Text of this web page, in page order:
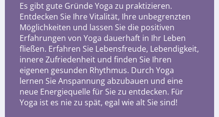
Es gibt gute Gründe Yoga zu praktizieren.
Entdecken Sie Ihre Vitalität, Ihre unbegrenzten
Möglichkeiten und lassen Sie die positiven
Erfahrungen von Yoga dauerhaft in Ihr Leben
fließen. Erfahren Sie Lebensfreude, Lebendigkeit,
innere Zufriedenheit und finden Sie Ihren
eigenen gesunden Rhythmus. Durch Yoga
lernen Sie Anspannung abzubauen und eine
neue Energiequelle für Sie zu entdecken. Für
Yoga ist es nie zu spät, egal wie alt Sie sind!